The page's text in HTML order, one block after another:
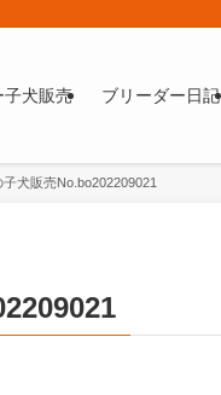
子犬販売 ブリーダー日記
犬販売No.bo202209021